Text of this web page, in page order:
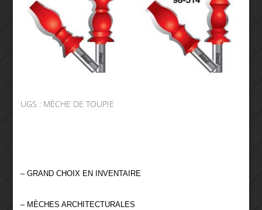
UGS : MÈCHE DE TOUPIE
– GRAND CHOIX EN INVENTAIRE
– MÈCHES ARCHITECTURALES